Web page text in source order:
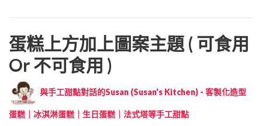
蛋糕上方加上圖案主題 ( 可食用
Or 不可食用 )
與手工甜點對話的Susan (Susan's Kitchen) - 客製化造型
蛋糕｜冰淇淋蛋糕｜生日蛋糕｜法式塔等手工甜點